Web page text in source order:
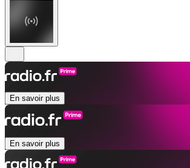
En savoir plus
En savoir plus